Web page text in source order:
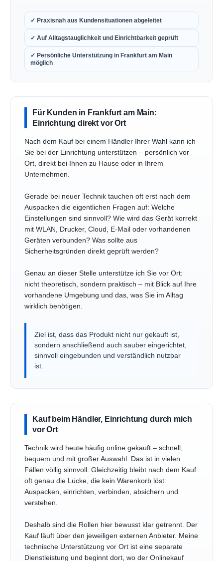
✓ Praxisnah aus Kundensituationen abgeleitet
✓ Auf Alltagstauglichkeit und Einrichtbarkeit geprüft
✓ Persönliche Unterstützung in Frankfurt am Main
möglich
Für Kunden in Frankfurt am Main:
Einrichtung direkt vor Ort
Nach dem Kauf bei einem Händler Ihrer Wahl kann ich
Sie bei der Einrichtung unterstützen – persönlich vor
Ort, direkt bei Ihnen zu Hause oder in Ihrem
Unternehmen.
Gerade bei neuer Technik tauchen oft erst nach dem
Auspacken die eigentlichen Fragen auf: Welche
Einstellungen sind sinnvoll? Wie wird das Gerät korrekt
mit WLAN, Drucker, Cloud, E-Mail oder vorhandenen
Geräten verbunden? Was sollte aus
Sicherheitsgründen direkt geprüft werden?
Genau an dieser Stelle unterstütze ich Sie vor Ort:
nicht theoretisch, sondern praktisch – mit Blick auf Ihre
vorhandene Umgebung und das, was Sie im Alltag
wirklich benötigen.
Ziel ist, dass das Produkt nicht nur gekauft ist,
sondern anschließend auch sauber eingerichtet,
sinnvoll eingebunden und verständlich nutzbar
ist.
Kauf beim Händler, Einrichtung durch mich
vor Ort
Technik wird heute häufig online gekauft – schnell,
bequem und mit großer Auswahl. Das ist in vielen
Fällen völlig sinnvoll. Gleichzeitig bleibt nach dem Kauf
oft genau die Lücke, die kein Warenkorb löst:
Auspacken, einrichten, verbinden, absichern und
verstehen.
Deshalb sind die Rollen hier bewusst klar getrennt. Der
Kauf läuft über den jeweiligen externen Anbieter. Meine
technische Unterstützung vor Ort ist eine separate
Dienstleistung und beginnt dort, wo der Onlinekauf